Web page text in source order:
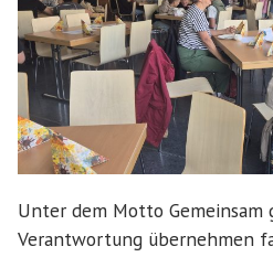
Unter dem Motto Gemeinsam
Verantwortung übernehmen